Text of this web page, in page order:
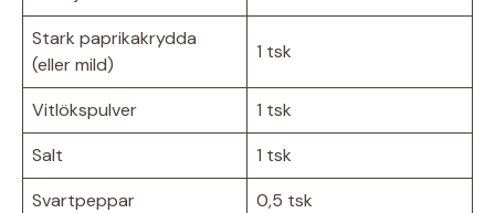
Stark paprikakrydda
(eller mild)
1 tsk
Vitlökspulver
1 tsk
Salt
1 tsk
Svartpeppar
0,5 tsk